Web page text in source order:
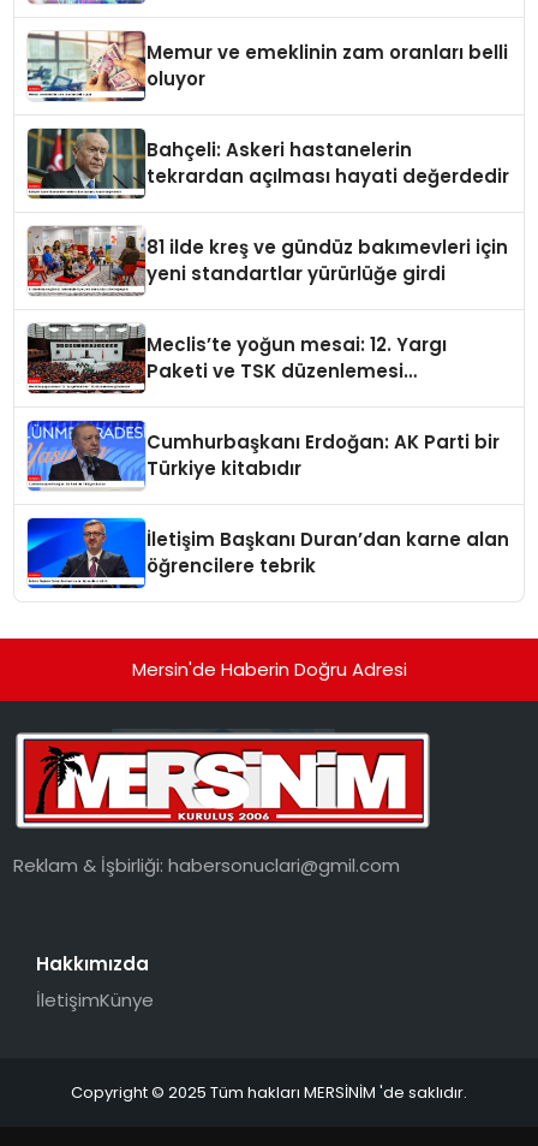
Memur ve emeklinin zam oranları belli
oluyor
Bahçeli: Askeri hastanelerin
tekrardan açılması hayati değerdedir
81 ilde kreş ve gündüz bakımevleri için
yeni standartlar yürürlüğe girdi
Meclis’te yoğun mesai: 12. Yargı
Paketi ve TSK düzenlemesi
Cumhurbaşkanı Erdoğan: AK Parti bir
Türkiye kitabıdır
İletişim Başkanı Duran’dan karne alan
öğrencilere tebrik
Mersin'de Haberin Doğru Adresi
Reklam & İşbirliği:habersonuclari@gmil.com
Hakkımızda
İletişimKünye
Copyright © 2025 Tüm hakları MERSİNİM 'de saklıdır.